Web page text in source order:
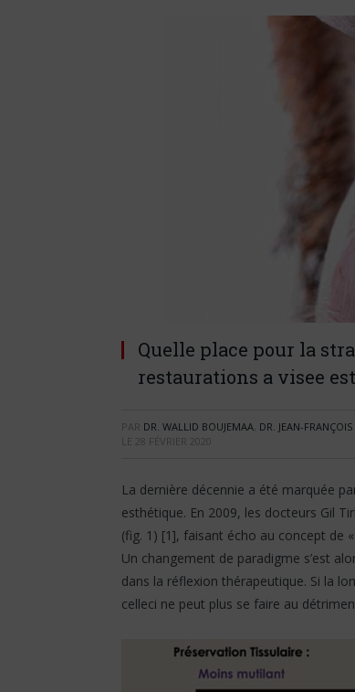
Quelle place pour la
restaurations a visee
PAR DR. WALLID BOUJEMAA DR. JEAN-FRANÇOIS
LE 28 FÉVRIER 2020
La dernière décennie a été marquée
esthétique. En 2009, les docteurs Gil
(fig. 1) [1], faisant écho au concept de
Un changement de paradigme s’est
dans la réflexion thérapeutique. Si la
celleci ne peut plus se faire au